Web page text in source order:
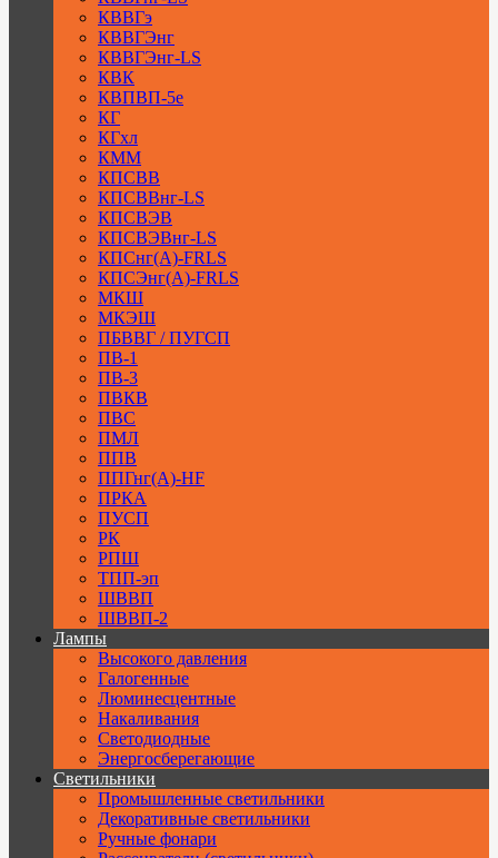
КВВГэ
КВВГЭнг
КВВГЭнг-LS
КВК
КВПВП-5е
КГ
КГхл
КММ
КПСВВ
КПСВВнг-LS
КПСВЭВ
КПСВЭВнг-LS
КПСнг(А)-FRLS
КПСЭнг(А)-FRLS
МКШ
МКЭШ
ПБВВГ / ПУГСП
ПВ-1
ПВ-3
ПВКВ
ПВС
ПМЛ
ППВ
ППГнг(А)-HF
ПРКА
ПУСП
РК
РПШ
ТПП-эп
ШВВП
ШВВП-2
Лампы
Высокого давления
Галогенные
Люминесцентные
Накаливания
Светодиодные
Энергосберегающие
Светильники
Промышленные светильники
Декоративные светильники
Ручные фонари